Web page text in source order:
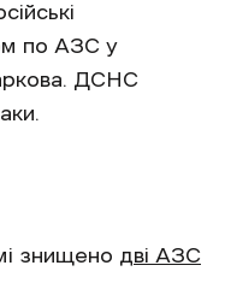
по АЗС у
ДСНС
знищено дві АЗС